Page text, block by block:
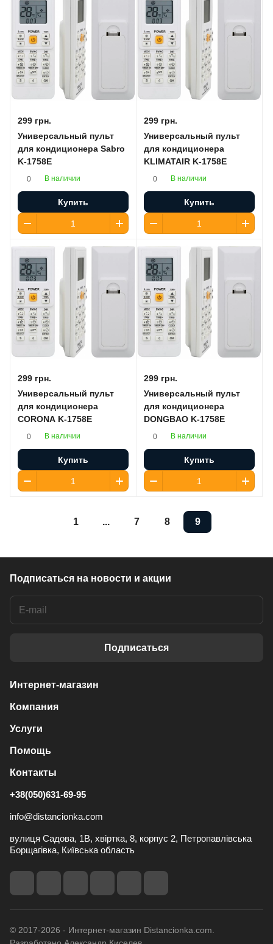
299 грн.
Универсальный пульт
для кондиционера Sabro
K-1758E
0 В наличии
Купить
299 грн.
Универсальный пульт
для кондиционера
KLIMATAIR K-1758E
0 В наличии
Купить
299 грн.
Универсальный пульт
для кондиционера
CORONA K-1758E
0 В наличии
Купить
299 грн.
Универсальный пульт
для кондиционера
DONGBAO K-1758E
0 В наличии
Купить
1 ... 7 8 9
Подписаться на новости и акции
Подписаться
Интернет-магазин
Компания
Услуги
Помощь
Контакты
+38(050)631-69-95
info@distancionka.com
вулиця Садова, 1В, хвіртка, 8, корпус 2, Петропавлівська
Борщагівка, Київська область
© 2017-2026 - Интернет-магазин Distancionka.com.